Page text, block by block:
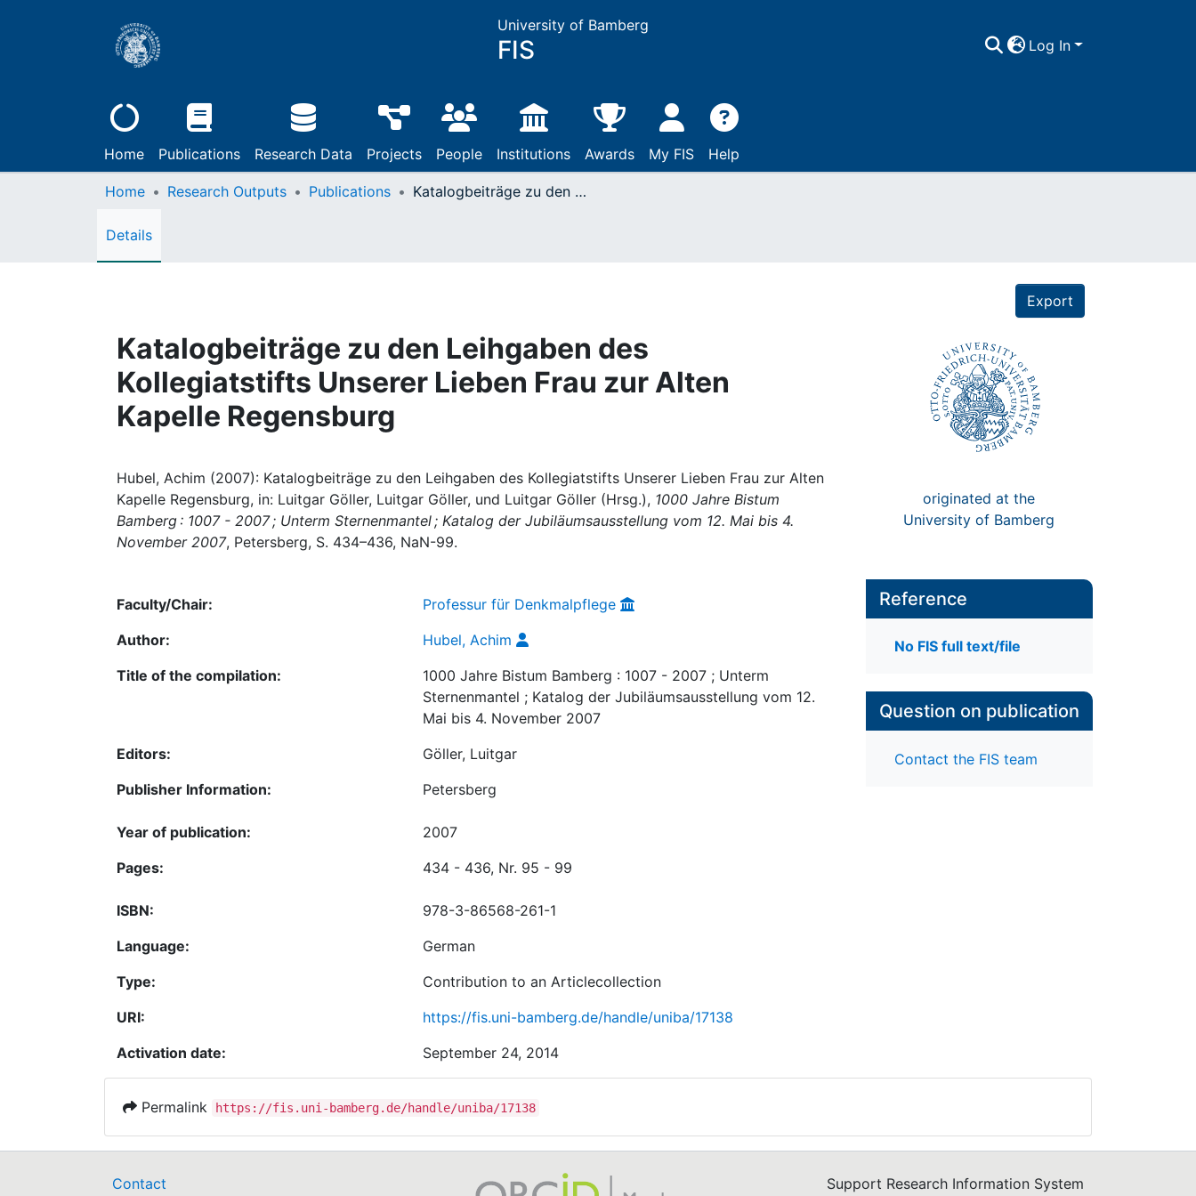
University of Bamberg
FIS Log In
Home Publications Research Data Projects People Institutions Awards My FIS Help
Home Research Outputs Publications Katalogbeiträge zu den Leihgaben des Kollegiatstifts Unserer Lieben Frau zur Alten Kapelle Regensburg
Details
Export
Katalogbeiträge zu den Leihgaben des
Kollegiatstifts Unserer Lieben Frau zur Alten
Kapelle Regensburg
Hubel, Achim (2007): Katalogbeiträge zu den Leihgaben des Kollegiatstifts Unserer Lieben Frau zur Alten
Kapelle Regensburg, in: Luitgar Göller, Luitgar Göller, und Luitgar Göller (Hrsg.), 1000 Jahre Bistum
Bamberg : 1007 - 2007 ; Unterm Sternenmantel ; Katalog der Jubiläumsausstellung vom 12. Mai bis 4.
November 2007, Petersberg, S. 434–436, NaN-99.
originated at the
University of Bamberg
Faculty/Chair:
Professur für Denkmalpflege
Author:
Hubel, Achim
Title of the compilation:
1000 Jahre Bistum Bamberg : 1007 - 2007 ; Unterm
Sternenmantel ; Katalog der Jubiläumsausstellung vom 12.
Mai bis 4. November 2007
Editors:
Göller, Luitgar
Publisher Information:
Petersberg
Year of publication:
2007
Pages:
434 - 436, Nr. 95 - 99
ISBN:
978-3-86568-261-1
Language:
German
Type:
Contribution to an Articlecollection
URI:
https://fis.uni-bamberg.de/handle/uniba/17138
Activation date:
September 24, 2014
Reference
No FIS full text/file
Question on publication
Contact the FIS team
Permalink https://fis.uni-bamberg.de/handle/uniba/17138
Contact Support Research Information System